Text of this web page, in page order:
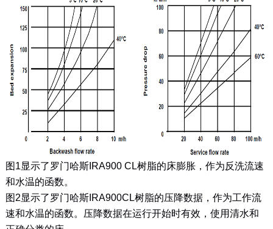
图1显示了罗门哈斯IRA900 CL树脂的床膨胀，作为反洗流速
和水温的函数。
图2显示了罗门哈斯IRA900CL树脂的压降数据，作为工作流
速和水温的函数。压降数据在运行开始时有效，使用清水和